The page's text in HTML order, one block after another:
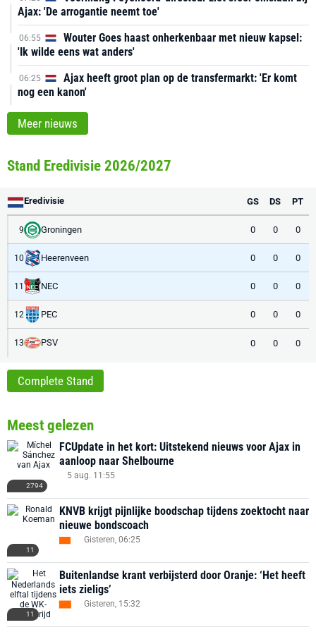
Ajax: 'De arrogantie neemt toe'
06:55
Wouter Goes haast onherkenbaar met nieuw kapsel:
'Ik wilde eens wat anders'
06:25
Ajax heeft groot plan op de transfermarkt: 'Er komt
nog een kanon'
Meer nieuws
Stand Eredivisie 2026/2027
Eredivisie GS DS PT
9 Groningen 0 0 0
10 Heerenveen 0 0 0
11 NEC 0 0 0
12 PEC 0 0 0
13 PSV 0 0 0
Complete Stand
Meest gelezen
2794
FCUpdate in het kort: Uitstekend nieuws voor Ajax in
aanloop naar Shelbourne
5 aug. 11:55
11
KNVB krijgt pijnlijke boodschap tijdens zoektocht naar
nieuwe bondscoach
Gisteren, 06:25
11
Buitenlandse krant verbijsterd door Oranje: ‘Het heeft
iets zieligs’
Gisteren, 15:32